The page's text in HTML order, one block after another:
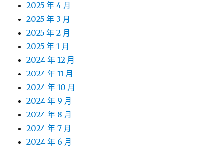
2025 年 4 月
2025 年 3 月
2025 年 2 月
2025 年 1 月
2024 年 12 月
2024 年 11 月
2024 年 10 月
2024 年 9 月
2024 年 8 月
2024 年 7 月
2024 年 6 月